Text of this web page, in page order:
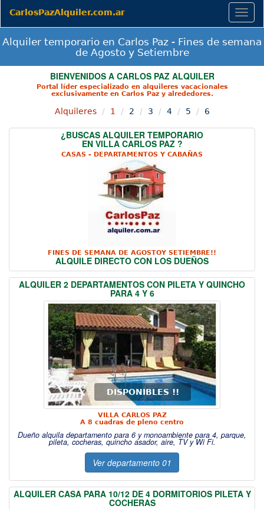
CarlosPazAlquiler.com.ar
Alquiler temporario en Carlos Paz - Fines de semana
de Agosto y Setiembre
BIENVENIDOS A CARLOS PAZ ALQUILER
Portal líder especializado en alquileres vacacionales
exclusivamente en Carlos Paz y alrededores.
Alquileres 1 2 3 4 5 6
¿BUSCAS ALQUILER TEMPORARIO
EN VILLA CARLOS PAZ ?
CASAS - DEPARTAMENTOS Y CABAÑAS
FINES DE SEMANA DE AGOSTOY SETIEMBRE!!
ALQUILE DIRECTO CON LOS DUEÑOS
ALQUILER 2 DEPARTAMENTOS CON PILETA Y QUINCHO
PARA 4 Y 6
DISPONIBLES !!
VILLA CARLOS PAZ
A 8 cuadras de pleno centro
Dueño alquila departamento para 6 y monoambiente para 4, parque,
pileta, cocheras, quincho asador, aire, TV y Wi Fi.
Ver departamento 01
ALQUILER CASA PARA 10/12 DE 4 DORMITORIOS PILETA Y
COCHERAS